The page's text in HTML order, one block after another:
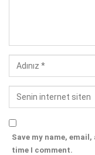
Save my name,
time I comment.